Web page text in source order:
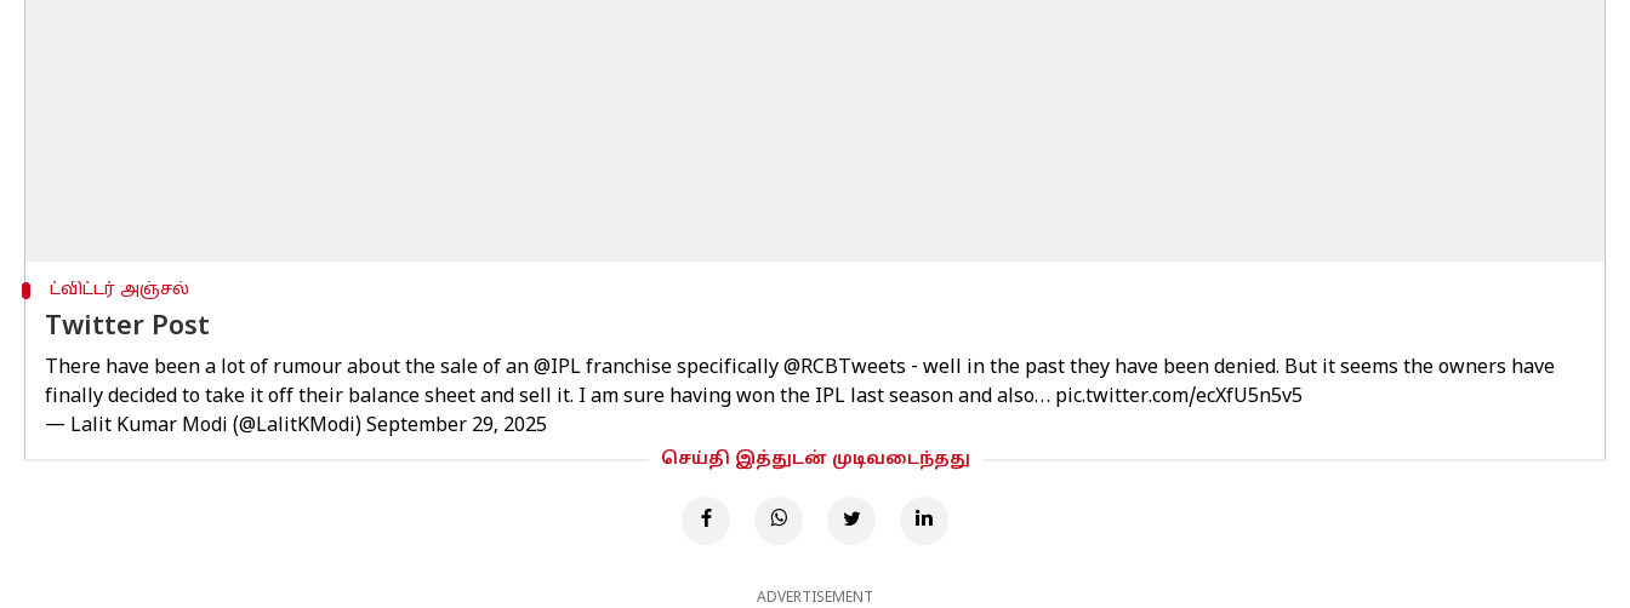
ட்விட்டர் அஞ்சல்
Twitter Post
There have been a lot of rumour about the sale of an @IPL franchise specifically @RCBTweets - well in the past they have been denied. But it seems the owners have
finally decided to take it off their balance sheet and sell it. I am sure having won the IPL last season and also… pic.twitter.com/ecXfU5n5v5
— Lalit Kumar Modi (@LalitKModi) September 29, 2025
செய்தி இத்துடன் முடிவடைந்தது
ADVERTISEMENT